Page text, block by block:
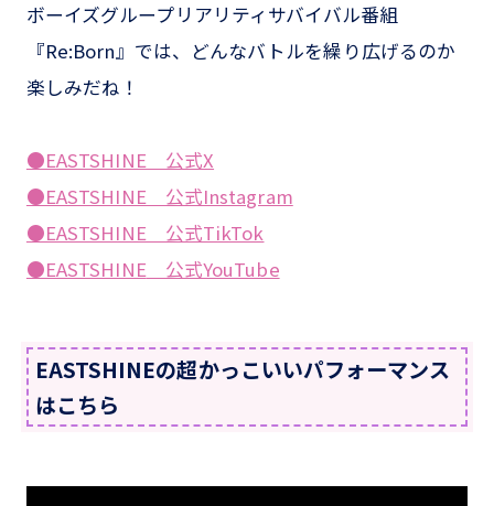
ボーイズグループリアリティサバイバル番組
『Re:Born』では、どんなバトルを繰り広げるのか
楽しみだね！
●EASTSHINE 公式X
●EASTSHINE 公式Instagram
●EASTSHINE 公式TikTok
●EASTSHINE公式YouTube
EASTSHINEの超かっこいいパフォーマンス
はこちら